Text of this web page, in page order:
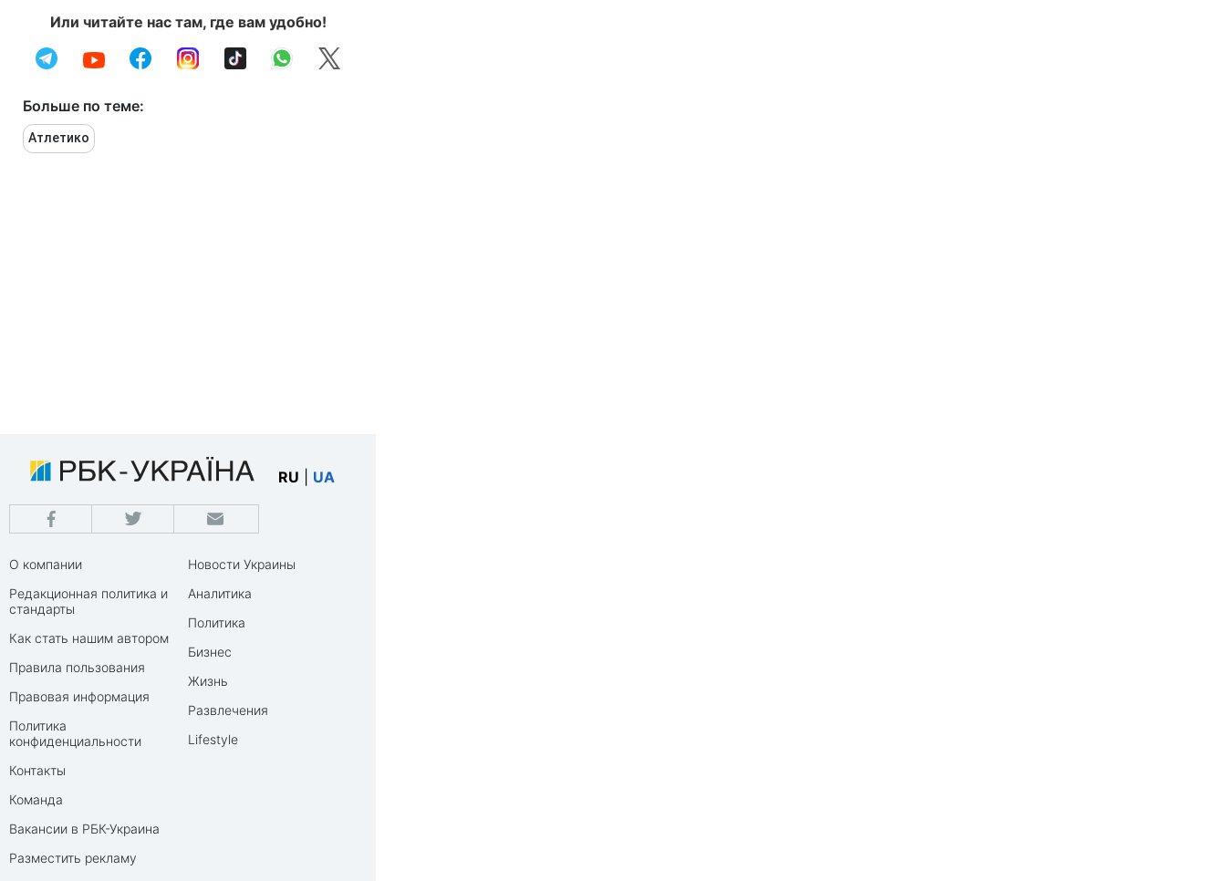
Или читайте нас там, где вам удобно!
Больше по теме:
Атлетико
RU UA
О компании
Редакционная политика и
стандарты
Как стать нашим автором
Правила пользования
Правовая информация
Политика
конфиденциальности
Контакты
Команда
Вакансии в РБК-Украина
Разместить рекламу
Новости Украины
Аналитика
Политика
Бизнес
Жизнь
Развлечения
Lifestyle